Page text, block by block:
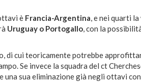
è Francia-Argentina, e nei quarti
Uruguay o Portogallo, con la
di cui teoricamente potrebbe
Se invece la squadra del ct
sua eliminazione già negli ottavi